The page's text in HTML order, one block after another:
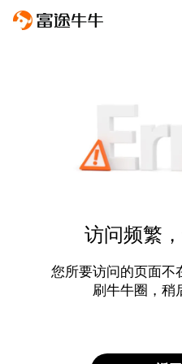
访问频繁
您所要访问的页面不
刷牛牛圈，稍